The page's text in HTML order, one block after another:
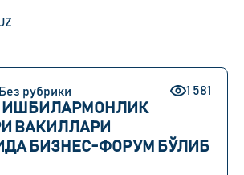
рубрики 1 581
ИШБИЛАРМОНЛИК
ВАКИЛЛАРИ
БИЗНЕС-ФОРУМ БЎЛИБ